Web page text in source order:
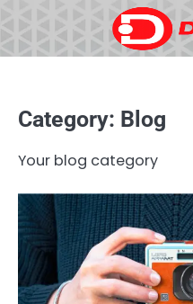
to
content
Category: Blog
Your blog category